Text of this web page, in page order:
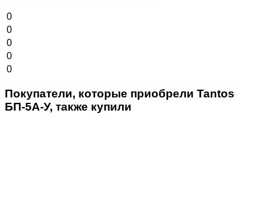
0
0
0
0
0
Покупатели, которые приобрели Tantos
БП-5А-У, также купили